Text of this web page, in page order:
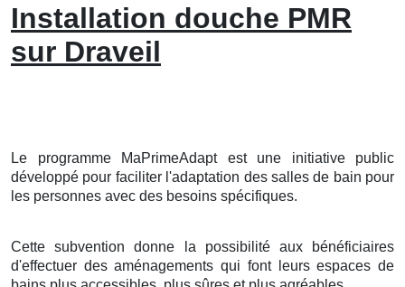
Installation douche PMR
sur Draveil
Le programme MaPrimeAdapt est une initiative public
développé pour faciliter l'adaptation des salles de bain pour
les personnes avec des besoins spécifiques.
Cette subvention donne la possibilité aux bénéficiaires
d'effectuer des aménagements qui font leurs espaces de